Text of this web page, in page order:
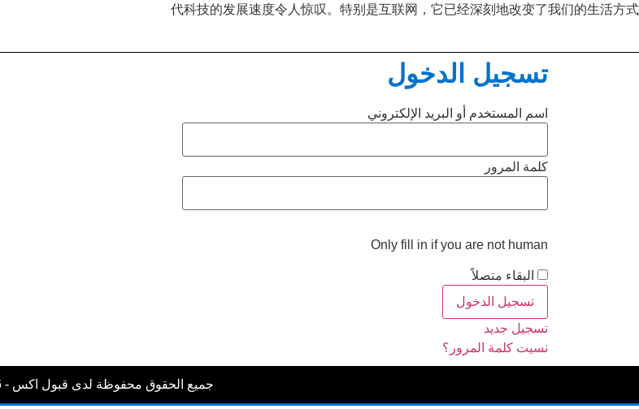
代科技的发展速度令人惊叹。特别是互联网，它已经深刻地改变了我们的生活方式
تسجيل الدخول
اسم المستخدم أو البريد الإلكتروني
كلمة المرور
Only fill in if you are not human
البقاء متصلاً
تسجيل جديد
نسيت كلمة المرور؟
جميع الحقوق محفوظة لدى قبول اكس - 2026